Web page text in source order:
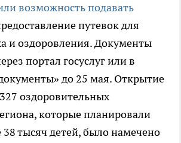
возможность подавать
путевок для
и оздоровления. Документы
портал госуслуг или в
до 25 мая. Открытие
оздоровительных
которые планировали
38 тысяч детей, было намечено